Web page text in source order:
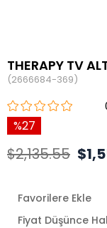
THERAPY TV
(2666684-369)
27
$2,135.55
Favorilere Ekle
Fiyat Düşünce